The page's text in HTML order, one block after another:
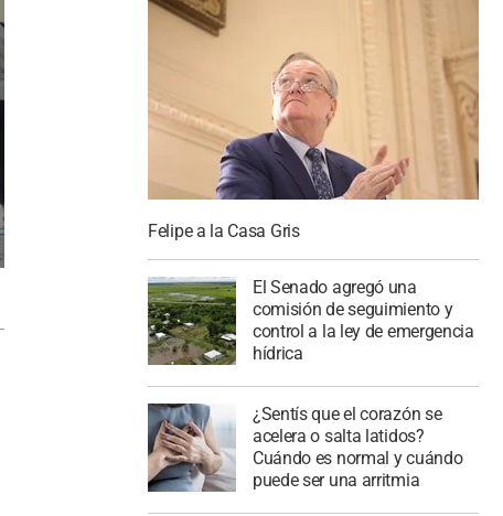
Felipe a la Casa Gris
El Senado agregó una
comisión de seguimiento y
control a la ley de emergencia
hídrica
¿Sentís que el corazón se
acelera o salta latidos?
Cuándo es normal y cuándo
puede ser una arritmia